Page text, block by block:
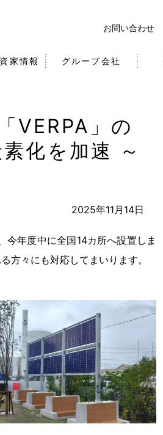
VERPA」の
化を加速 ～
2025年11月14日
今年度中に全国14カ所へ設置しま
方々にも対応してまいります。
お問い合わせ
内・海外）
ベーション 近年の研究開
個人投資家の
家情報 グループ会社